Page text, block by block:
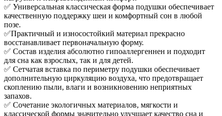
✅ Универсальная классическая форма подушки обеспечивает
качественную поддержку шеи и комфортный сон в любой
позе.
✅Практичный и износостойкий материал прекрасно
восстанавливает первоначальную форму.
✅ Состав изделия абсолютно гипоаллергеннен и подходит
для сна как взрослых, так и для детей.
✅ Сетчатая вставка по периметру подушки обеспечивает
дополнительную циркуляцию воздуха, что предотвращает
скоплению пыли, влаги и возникновению неприятных
запахов.
✅ Сочетание экологичных материалов, мягкости и
классической формы значительно улучшает качество сна и